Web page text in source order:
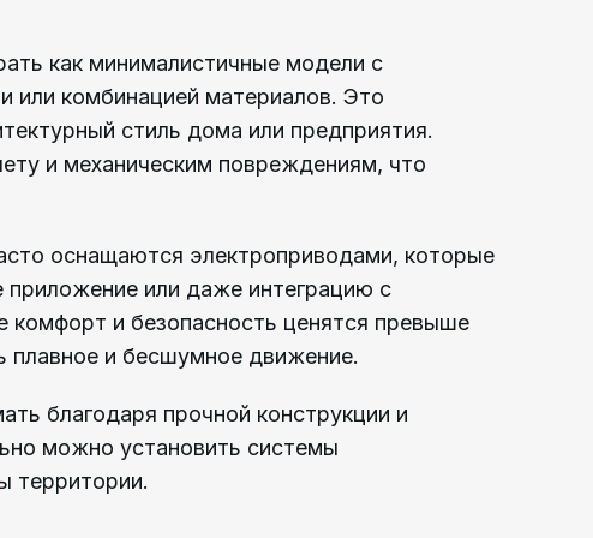
как минималистичные модели с
или комбинацией материалов. Это
стиль дома или предприятия.
и механическим повреждениям, что
оснащаются электроприводами, которые
приложение или даже интеграцию с
и безопасность ценятся превыше
плавное и бесшумное движение.
благодаря прочной конструкции и
можно установить системы
территории.